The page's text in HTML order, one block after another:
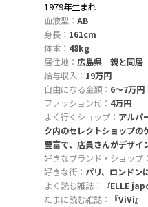
1979年生まれ
血液型： AB
身長： 161cm
体重： 48kg
居住地： 広島県 親と同居
給与収入： 19万円
自由になる金額： 6〜7万円
ファッション代： 4万円
よく行くショップ： アルパ
ク内のセレクトショップの
豊富で、店員さんがデザイ
好きなブランド・ショップ：
好きな街： パリ、ロンドン
よく読む雑誌：
『ELLE
たまに読む雑誌：
『ViVi』